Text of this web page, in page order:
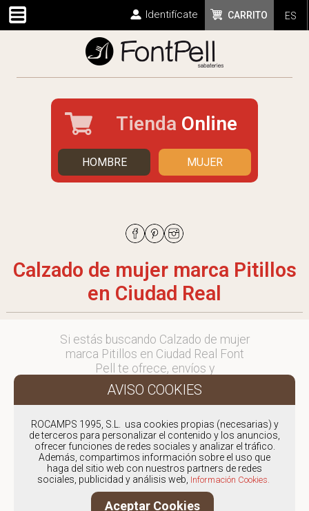
ES
CARRITO
Identifícate
Tienda Online
HOMBRE MUJER
Calzado de mujer marca Pitillos
en Ciudad Real
Si estás buscando Calzado de mujer
marca Pitillos en Ciudad Real Font
Pell te ofrece, envíos y
devoluciones gratuítos a Península y
Baleares, para otros destinos
en comercial@fontpell.com.
Los envíos a Ciudad Real
gestionados entre semana se
entregarán en menos de 48 horas;
los pedidos realizados en fin de
ROCAMPS 1995, S.L. usa cookies propias (necesarias) y
de terceros para personalizar el contenido y los anuncios,
ofrecer funciones de redes sociales y analizar el tráfico.
Además, compartimos información sobre el uso que
haga del sitio web con nuestros partners de redes
sociales, publicidad y análisis web, Información Cookies.
Aceptar Cookies